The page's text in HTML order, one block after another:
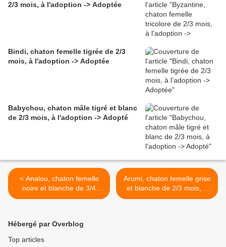
2/3 mois, à l'adoption -> Adoptée
Bindi, chaton femelle tigrée de 2/3
mois, à l'adoption -> Adoptée
Babychou, chaton mâle tigré et blanc
de 2/3 mois, à l'adoption -> Adopté
< Analou, chaton femelle
noire et blanche de 3/4
mois, à l'adoption ->
Arumi, chaton femelle grise
et blanche de 2/3 mois, à
l'adoption -> adoptée >
Hébergé par Overblog
Top articles